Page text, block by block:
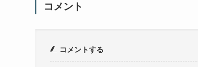
コメント
コメントする